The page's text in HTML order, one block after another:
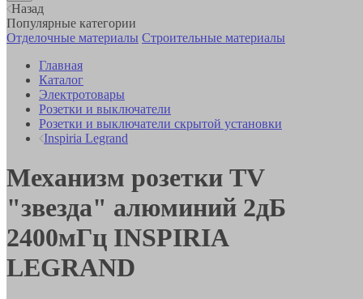
Назад
Популярные категории
Отделочные материалы Строительные материалы
Главная
Каталог
Электротовары
Розетки и выключатели
Розетки и выключатели скрытой установки
Inspiria Legrand
Механизм розетки TV
"звезда" алюминий 2дБ
2400мГц INSPIRIA
LEGRAND